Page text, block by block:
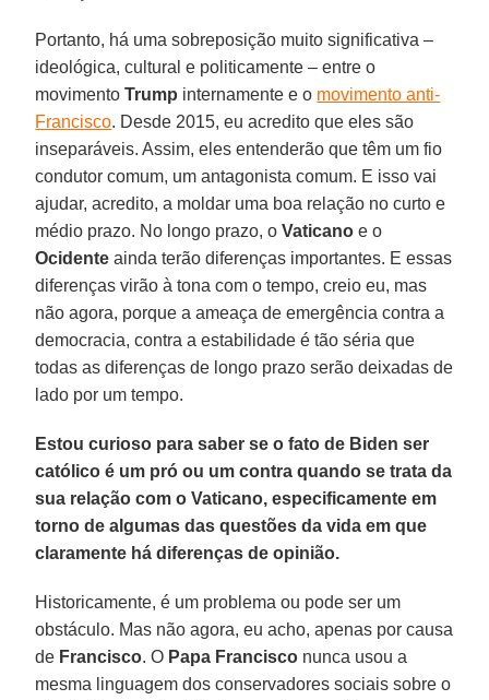
Portanto, há uma sobreposição muito significativa –
ideológica, cultural e politicamente – entre o
movimentoTrump internamente e o movimento anti-
Francisco. Desde 2015, eu acredito que eles são
inseparáveis. Assim, eles entenderão que têm um fio
condutor comum, um antagonista comum. E isso vai
ajudar, acredito, a moldar uma boa relação no curto e
médio prazo. No longo prazo, oVaticano e o
Ocidente ainda terão diferenças importantes. E essas
diferenças virão à tona com o tempo, creio eu, mas
não agora, porque a ameaça de emergência contra a
democracia, contra a estabilidade é tão séria que
todas as diferenças de longo prazo serão deixadas de
lado por um tempo.
Estou curioso para saber se o fato de Biden ser
católico é um pró ou um contra quando se trata da
sua relação com o Vaticano, especificamente em
torno de algumas das questões da vida em que
claramente há diferenças de opinião.
Historicamente, é um problema ou pode ser um
obstáculo. Mas não agora, eu acho, apenas por causa
de Francisco. O Papa Francisco nunca usou a
mesma linguagem dos conservadores sociais sobre o